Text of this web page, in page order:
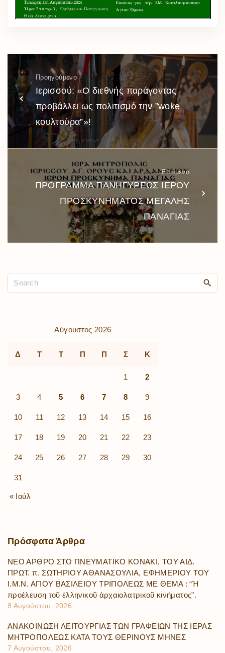
Προηγούμενο
Ιερισσού: «Ο διεθνής παράγοντας
προβάλλει ως πολιτισμό την ”woke
κουλτούρα”»!
Επόμενο
ΠΡΟΓΡΑΜΜΑ ΠΑΝΗΓΥΡΕΩΣ ΙΕΡΟΥ
ΠΡΟΣΚΥΝΗΜΑΤΟΣ ΜΕΓΑΛΗΣ
ΠΑΝΑΓΙΑΣ
Αύγουστος 2026
Δ Τ Τ Π Π Σ Κ
1 2
3 4 5 6 7 8 9
10 11 12 13 14 15 16
17 18 19 20 21 22 23
24 25 26 27 28 29 30
31
« Ιούλ
Πρόσφατα Άρθρα
ΝΕΟ ΑΡΘΡΟ ΣΤΟ ΠΝΕΥΜΑΤΙΚΟ ΚΟΝΑΚΙ, ΤΟΥ ΑΙΔ.
ΠΡΩΤ. π. ΣΩΤΗΡΙΟΥ ΑΘΑΝΑΣΟΥΛΙΑ, ΕΦΗΜΕΡΙΟΥ ΤΟΥ
Ι.Μ.Ν. ΑΓΙΟΥ ΒΑΣΙΛΕΙΟΥ ΤΡΙΠΟΛΕΩΣ ΜΕ ΘΕΜΑ : “Ἡ
προέλευση τοῦ ἑλληνικοῦ ἀρχαιολατρικοῦ κινήματος”.
8 Αυγούστου, 2026
ΑΝΑΚΟΙΝΩΣΗ ΛΕΙΤΟΥΡΓΙΑΣ ΤΩΝ ΓΡΑΦΕΙΩΝ ΤΗΣ ΙΕΡΑΣ
ΜΗΤΡΟΠΟΛΕΩΣ ΚΑΤΑ ΤΟΥΣ ΘΕΡΙΝΟΥΣ ΜΗΝΕΣ
7 Αυγούστου, 2026